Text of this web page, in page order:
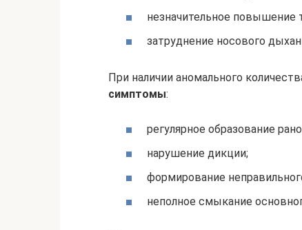
незначительное повышение
затруднение носового
При наличии аномального
симптомы:
регулярное образование
нарушение дикции;
формирование
неполное смыкание